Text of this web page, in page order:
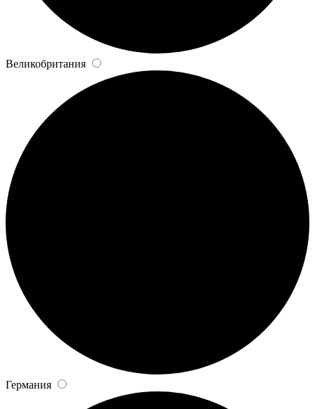
Великобритания
Германия